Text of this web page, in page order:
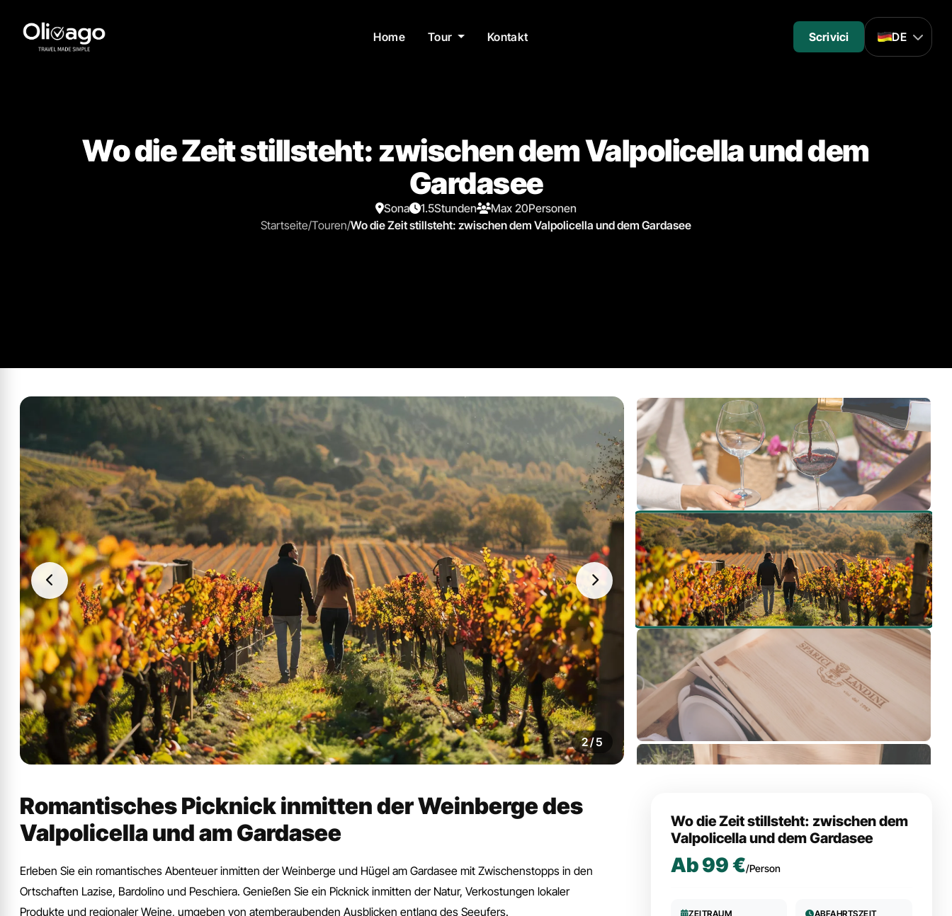
Home Tour Kontakt Scrivici DE
Wo die Zeit stillsteht: zwischen dem Valpolicella und dem
Gardasee
Sona 1.5Stunden Max 20Personen
Startseite/Touren/Wo die Zeit stillsteht: zwischen dem Valpolicella und dem Gardasee
2 / 5
Romantisches Picknick inmitten der Weinberge des
Valpolicella und am Gardasee
Erleben Sie ein romantisches Abenteuer inmitten der Weinberge und Hügel am Gardasee mit Zwischenstopps in den
Ortschaften Lazise, Bardolino und Peschiera. Genießen Sie ein Picknick inmitten der Natur, Verkostungen lokaler
Produkte und regionaler Weine, umgeben von atemberaubenden Ausblicken entlang des Seeufers.
Wo die Zeit stillsteht: zwischen dem
Valpolicella und dem Gardasee
Ab99 €/Person
ZEITRAUM ABFAHRTSZEIT